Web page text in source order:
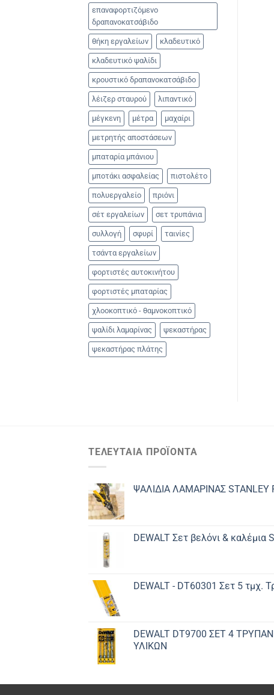
επαναφορτιζόμενο
δραπανοκατσάβιδο
θήκη εργαλείων κλαδευτικό
κλαδευτικό ψαλίδι
κρουστικό δραπανοκατσάβιδο
λέιζερ σταυρού λιπαντικό
μέγκενη μέτρα μαχαίρι
μετρητής αποστάσεων
μπαταρία μπάνιου
μποτάκι ασφαλείας πιστολέτο
πολυεργαλείο πριόνι
σέτ εργαλείων σετ τρυπάνια
συλλογή σφυρί ταινίες
τσάντα εργαλείων
φορτιστές αυτοκινήτου
φορτιστές μπαταρίας
χλοοκοπτικό - θαμνοκοπτικό
ψαλίδι λαμαρίνας ψεκαστήρας
ψεκαστήρας πλάτης
ΤΕΛΕΥΤΑΊΑ ΠΡΟΪΌΝΤΑ
ΨΑΛΙΔΙΑ ΛΑΜΑΡΙΝΑΣ STANLEY
DEWALT Σετ βελόνι & καλέμια
DEWALT - DT60301 Σετ 5 τμχ.
DEWALT DT9700 ΣET 4
ΥΛΙΚΩΝ